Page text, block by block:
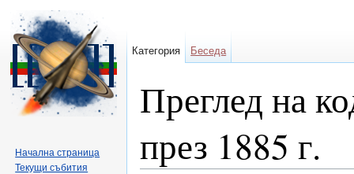
Преглед на
през 1885 г.
Категория Беседа
Начална страница
Текущи събития